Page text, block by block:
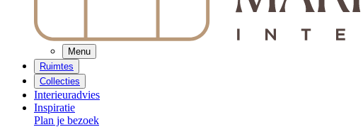
Menu
Ruimtes
Collecties
Interieuradvies
Inspiratie
Plan je bezoek